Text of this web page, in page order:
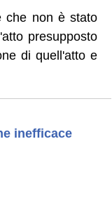
che non è stato
presupposto
di quell'atto e
inefficace